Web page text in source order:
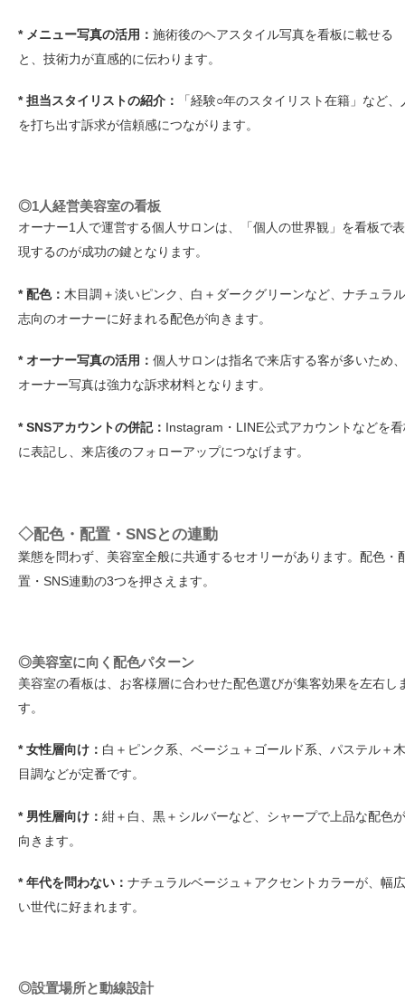
* メニュー写真の活用： 施術後のヘアスタイル写真を看板に載せる
と、技術力が直感的に伝わります。
* 担当スタイリストの紹介：
「経験○年のスタイリスト在籍」など、
を打ち出す訴求が信頼感につながります。
◎1人経営美容室の看板
オーナー1人で運営する個人サロンは、「個人の世界観」を看板で表
現するのが成功の鍵となります。
* 配色： 木目調＋淡いピンク、白＋ダークグリーンなど、ナチュラル
志向のオーナーに好まれる配色が向きます。
* オーナー写真の活用： 個人サロンは指名で来店する客が多いため、
オーナー写真は強力な訴求材料となります。
* SNSアカウントの併記： Instagram・LINE公式アカウントなどを
に表記し、来店後のフォローアップにつなげます。
◇配色・配置・SNSとの連動
業態を問わず、美容室全般に共通するセオリーがあります。配色・
置・SNS連動の3つを押さえます。
◎美容室に向く配色パターン
美容室の看板は、お客様層に合わせた配色選びが集客効果を左右し
す。
* 女性層向け： 白＋ピンク系、ベージュ＋ゴールド系、パステル＋木
目調などが定番です。
* 男性層向け： 紺＋白、黒＋シルバーなど、シャープで上品な配色が
向きます。
* 年代を問わない： ナチュラルベージュ＋アクセントカラーが、幅広
い世代に好まれます。
◎設置場所と動線設計